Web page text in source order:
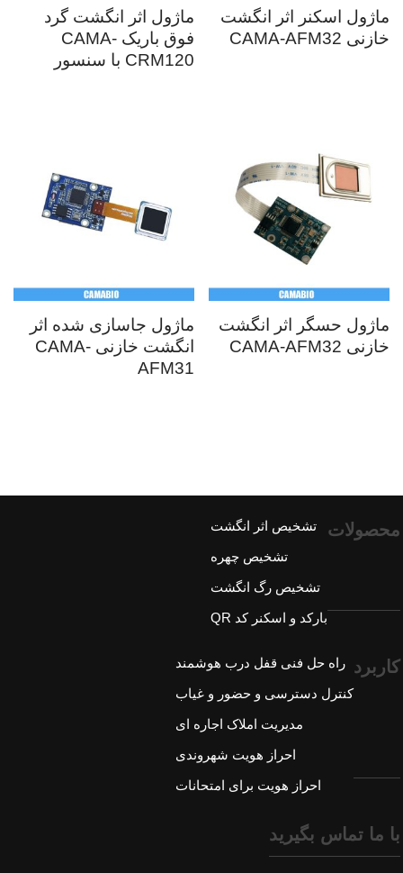
ماژول اسکنر اثر انگشت
خازنی CAMA-AFM32
ماژول اثر انگشت گرد
فوق باریک CAMA-
CRM120 با سنسور
ماژول حسگر اثر انگشت
خازنی CAMA-AFM32
ماژول جاسازی شده اثر
انگشت خازنی CAMA-
AFM31
محصولات
تشخیص اثر انگشت
تشخیص چهره
تشخیص رگ انگشت
بارکد و اسکنر کد QR
کاربرد راه حل فنی قفل درب هوشمند
کنترل دسترسی و حضور و غیاب
مدیریت املاک اجاره ای
احراز هویت شهروندی
احراز هویت برای امتحانات
با ما تماس بگیرید